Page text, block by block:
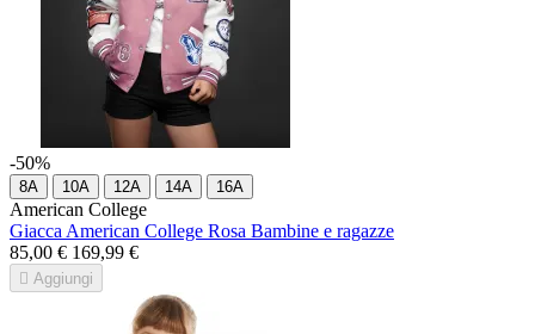
-50%
8A 10A 12A 14A 16A
American College
Giacca American College Rosa Bambine e ragazze
85,00 € 169,99 €
 Aggiungi